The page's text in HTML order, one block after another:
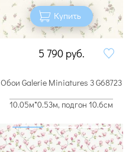
Купить
5 790 руб.
Обои Galerie Miniatures 3 G68723
10.05м*0.53м, подгон 10.6см